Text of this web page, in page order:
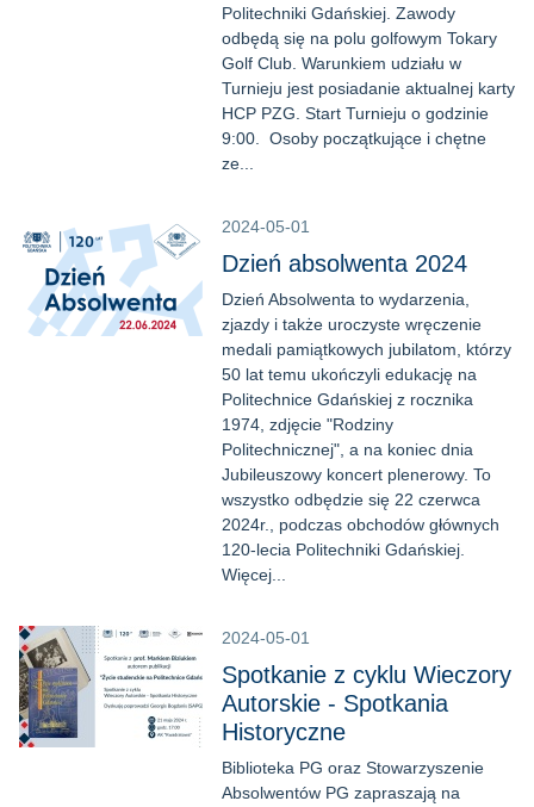
Politechniki Gdańskiej. Zawody
odbędą się na polu golfowym Tokary
Golf Club. Warunkiem udziału w
Turnieju jest posiadanie aktualnej karty
HCP PZG. Start Turnieju o godzinie
9:00. Osoby początkujące i chętne
ze...
2024-05-01
Dzień absolwenta 2024
Dzień Absolwenta to wydarzenia,
zjazdy i także uroczyste wręczenie
medali pamiątkowych jubilatom, którzy
50 lat temu ukończyli edukację na
Politechnice Gdańskiej z rocznika
1974, zdjęcie "Rodziny
Politechnicznej", a na koniec dnia
Jubileuszowy koncert plenerowy. To
wszystko odbędzie się 22 czerwca
2024r., podczas obchodów głównych
120-lecia Politechniki Gdańskiej.
Więcej...
2024-05-01
Spotkanie z cyklu Wieczory
Autorskie - Spotkania
Historyczne
Biblioteka PG oraz Stowarzyszenie
Absolwentów PG zapraszają na